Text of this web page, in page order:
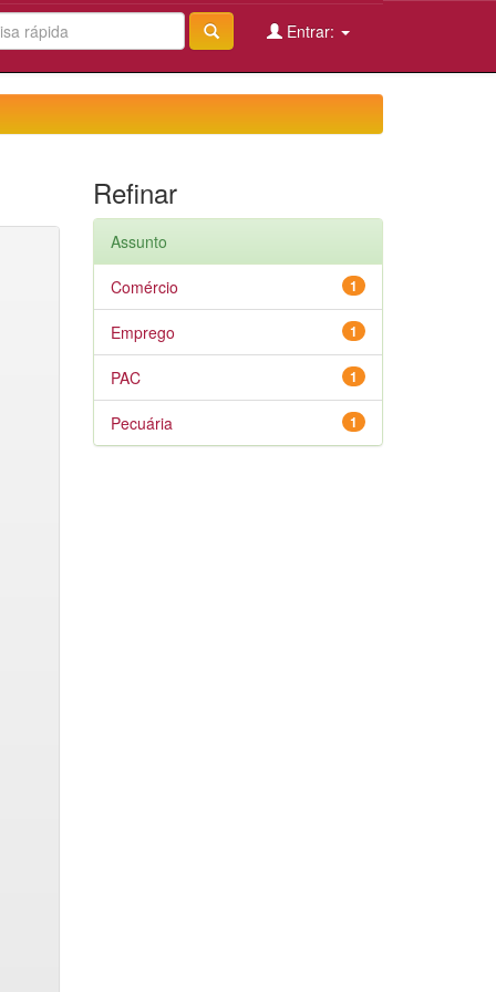
Entrar:
Refinar
Assunto
1
Comércio
1
Emprego
1
PAC
1
Pecuária